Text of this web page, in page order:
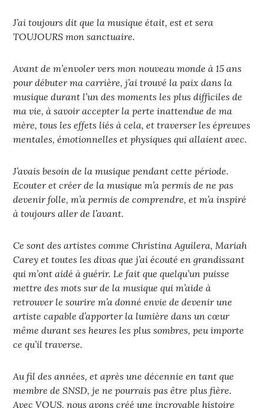
J’ai toujours dit que la musique était, est et sera
TOUJOURS mon sanctuaire.
Avant de m’envoler vers mon nouveau monde à 15 ans
pour débuter ma carrière, j’ai trouvé la paix dans la
musique durant l’un des moments les plus difficiles de
ma vie, à savoir accepter la perte inattendue de ma
mère, tous les effets liés à cela, et traverser les épreuves
mentales, émotionnelles et physiques qui allaient avec.
J’avais besoin de la musique pendant cette période.
Ecouter et créer de la musique m’a permis de ne pas
devenir folle, m’a permis de comprendre, et m’a inspiré
à toujours aller de l’avant.
Ce sont des artistes comme Christina Aguilera, Mariah
Carey et toutes les divas que j’ai écouté en grandissant
qui m’ont aidé à guérir. Le fait que quelqu’un puisse
mettre des mots sur de la musique qui m’aide à
retrouver le sourire m’a donné envie de devenir une
artiste capable d’apporter la lumière dans un cœur
même durant ses heures les plus sombres, peu importe
ce qu’il traverse.
Au fil des années, et après une décennie en tant que
membre de SNSD, je ne pourrais pas être plus fière.
Avec VOUS, nous avons créé une incroyable histoire